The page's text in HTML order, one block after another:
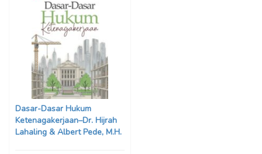
Dasar-Dasar Hukum
Ketenagakerjaan–Dr. Hijrah
Lahaling & Albert Pede, M.H.